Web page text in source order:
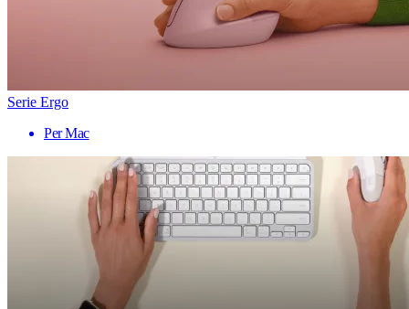
Serie Ergo
Per Mac